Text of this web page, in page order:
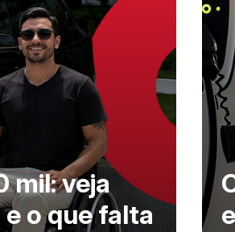
mil: veja
o que falta